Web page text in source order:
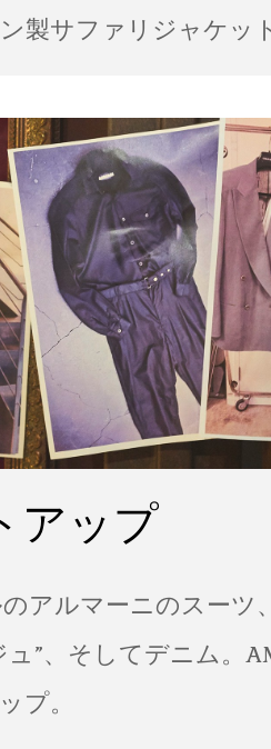
製サファリジャケッ
アップ
アルマーニのスーツ
”、そしてデニム。
プ。